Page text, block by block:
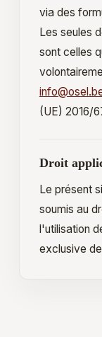
via des
Les seules
sont celles
(UE) 2016/
Droit
Le présent
soumis au
l'utilisation
exclusive